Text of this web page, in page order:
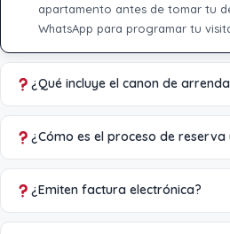
apartamento antes de tomar tu
WhatsApp para programar tu
¿Qué incluye el canon de
¿Cómo es el proceso de reserva
¿Emiten factura electrónica?